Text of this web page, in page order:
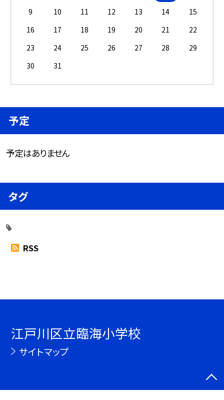
9
10 11 12 13 14
15
16
17 18 19 20 21
22
23
24 25 26 27 28
29
30
31
予定
予定はありません
タグ
RSS
江戸川区立臨海小学校
サイトマップ